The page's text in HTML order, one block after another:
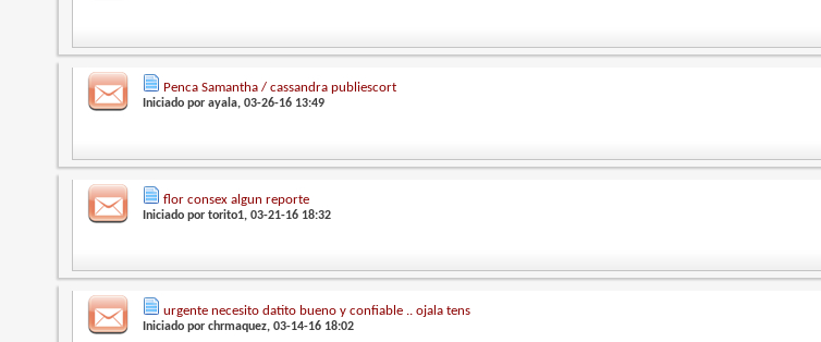
Penca Samantha / cassandra publiescort
Iniciado por ayala, 03-26-16 13:49
flor consex algun reporte
Iniciado por torito1, 03-21-16 18:32
urgente necesito datito bueno y confiable .. ojala tens
Iniciado por chrmaquez, 03-14-16 18:02